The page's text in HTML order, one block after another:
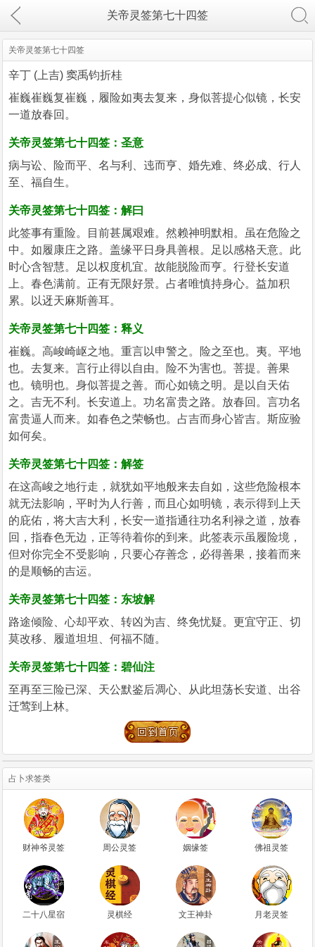
关帝灵签第七十四签
关帝灵签第七十四签
辛丁 (上吉) 窦禹钧折桂
崔巍崔巍复崔巍，履险如夷去复来，身似菩提心似镜，长安
一道放春回。
关帝灵签第七十四签：圣意
病与讼、险而平、名与利、迍而亨、婚先难、终必成、行人
至、福自生。
关帝灵签第七十四签：解曰
此签事有重险。目前甚属艰难。然赖神明默相。虽在危险之
中。如履康庄之路。盖缘平日身具善根。足以感格天意。此
时心含智慧。足以权度机宜。故能脱险而亨。行登长安道
上。春色满前。正有无限好景。占者唯慎持身心。益加积
累。以迓天麻斯善耳。
关帝灵签第七十四签：释义
崔巍。高峻崎岖之地。重言以申警之。险之至也。夷。平地
也。去复来。言行止得以自由。险不为害也。菩提。善果
也。镜明也。身似菩提之善。而心如镜之明。是以自天佑
之。吉无不利。长安道上。功名富贵之路。放春回。言功名
富贵逼人而来。如春色之荣畅也。占吉而身心皆吉。斯应验
如何矣。
关帝灵签第七十四签：解签
在这高峻之地行走，就犹如平地般来去自如，这些危险根本
就无法影响，平时为人行善，而且心如明镜，表示得到上天
的庇佑，将大吉大利，长安一道指通往功名利禄之道，放春
回，指春色无边，正等待着你的到来。此签表示虽履险境，
但对你完全不受影响，只要心存善念，必得善果，接着而来
的是顺畅的吉运。
关帝灵签第七十四签：东坡解
路途倾险、心却平欢、转凶为吉、终免忧疑。更宜守正、切
莫改移、履道坦坦、何福不随。
关帝灵签第七十四签：碧仙注
至再至三险已深、天公默鉴后凋心、从此坦荡长安道、出谷
迁莺到上林。
占卜求签类
财神爷灵签 周公灵签 姻缘签 佛祖灵签
二十八星宿 灵棋经 文王神卦 月老灵签